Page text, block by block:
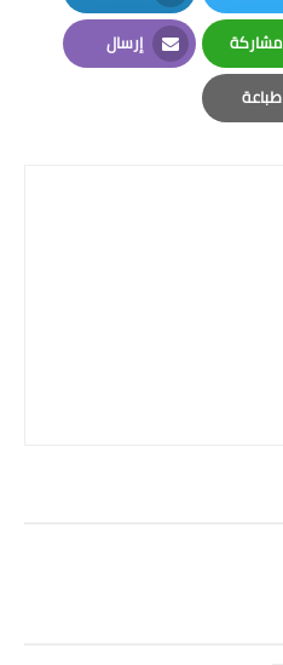
المرحلة الاعدادية
ملازم دراسية
المرحلة الابتدائية
Twitter
LinkedIn
مشاركة
Whatsapp
إرسال
Email
طباعة
Print